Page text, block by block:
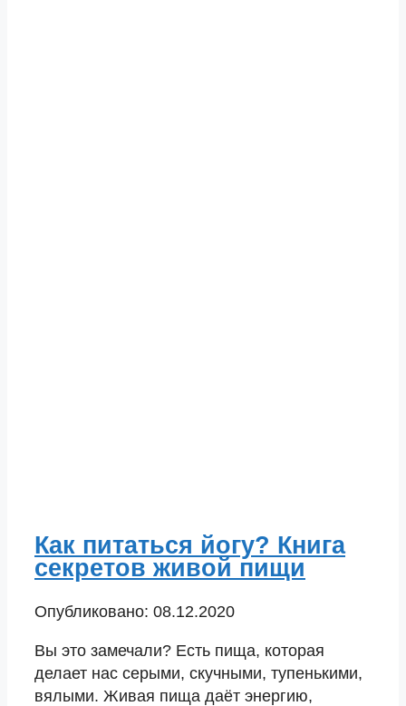
Как питаться йогу? Книга
секретов живой пищи
Опубликовано: 08.12.2020
Вы это замечали? Есть пища, которая
делает нас серыми, скучными, тупенькими,
вялыми. Живая пища даёт энергию,